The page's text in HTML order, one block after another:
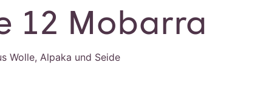
12 Mobarra
Wolle, Alpaka und Seide